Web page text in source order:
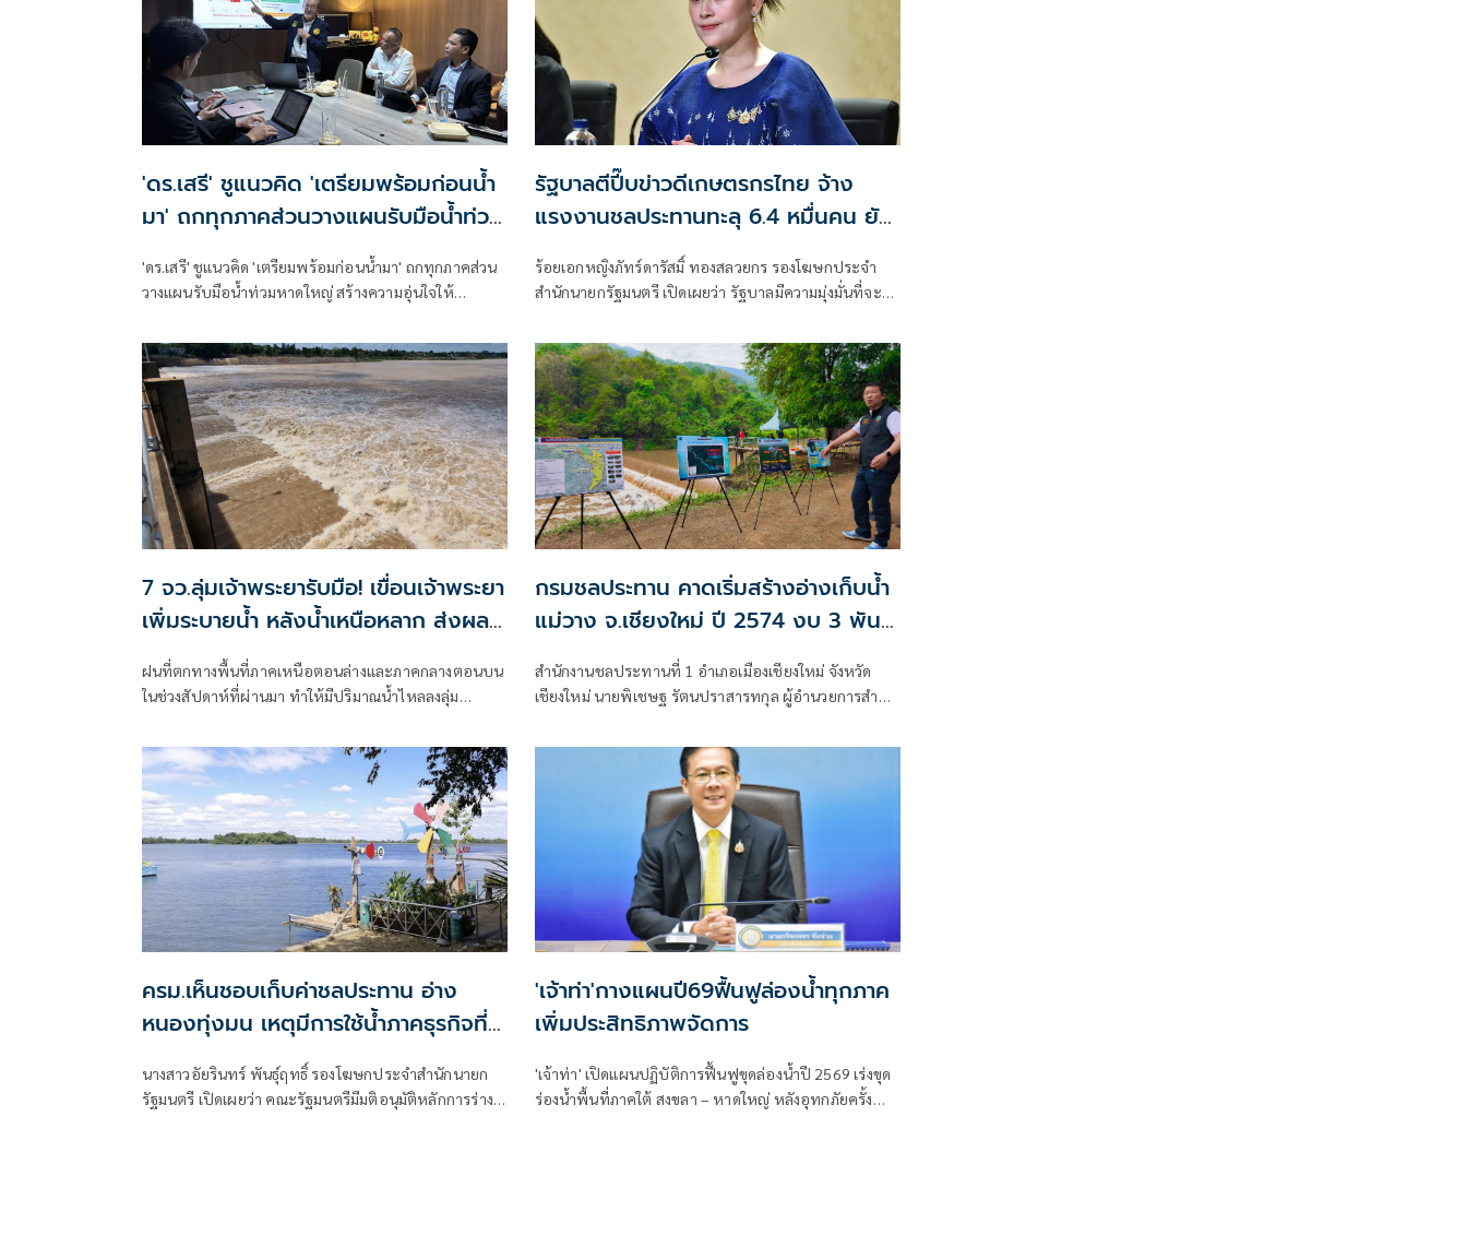
'ดร.เสรี' ชูแนวคิด 'เตรียมพร้อมก่อนน้ำ
มา' ถกทุกภาคส่วนวางแผนรับมือน้ำท่วม
'ดร.เสรี' ชูแนวคิด 'เตรียมพร้อมก่อนน้ำมา' ถกทุกภาคส่วน
วางแผนรับมือน้ำท่วมหาดใหญ่ สร้างความอุ่นใจให้
รัฐบาลตีปี๊บข่าวดีเกษตรกรไทย จ้าง
แรงงานชลประทานทะลุ 6.4 หมื่นคน ยัง
เปิดรับสมัครโค้งสุดท้ายอีก 2 หมื่นคน
ร้อยเอกหญิงภัทร์ดารัสมิ์ ทองสลวยกร รองโฆษกประจำ
สำนักนายกรัฐมนตรี เปิดเผยว่า รัฐบาลมีความมุ่งมั่นที่จะ
ว่างเว้นจากการทำการเกษตร เพื่อลดภาระค่าครองชีพและ
เติมรายได้ให้กับครัวเรือน
7 จว.ลุ่มเจ้าพระยารับมือ! เขื่อนเจ้าพระยา
เพิ่มระบายน้ำ หลังน้ำเหนือหลาก ส่งผล
ท้ายเขื่อนสูงขึ้น
ฝนที่ตกทางพื้นที่ภาคเหนือตอนล่างและภาคกลางตอนบน
ในช่วงสัปดาห์ที่ผ่านมา ทำให้มีปริมาณน้ำไหลลงลุ่ม
กรมชลประทาน คาดเริ่มสร้างอ่างเก็บน้ำ
แม่วาง จ.เชียงใหม่ ปี 2574 งบ 3 พัน
สำนักงานชลประทานที่ 1 อำเภอเมืองเชียงใหม่ จังหวัด
เชียงใหม่ นายพิเชษฐ รัตนปราสารทกุล ผู้อำนวยการสำนัก
เป็นประธานกิจกรรมตรวจติดตามโครงการ พร้อมคณะผู้
บริหารกรมชลประทานได้นำสื่อมวลชน
ครม.เห็นชอบเก็บค่าชลประทาน อ่าง
หนองทุ่งมน เหตุมีการใช้น้ำภาคธุรกิจที่
นางสาวอัยรินทร์ พันธุ์ฤทธิ์ รองโฆษกประจำสำนักนายก
รัฐมนตรี เปิดเผยว่า คณะรัฐมนตรีมีมติอนุมัติหลักการร่าง
'เจ้าท่า'กางแผนปี69ฟื้นฟูล่องน้ำทุกภาค
เพิ่มประสิทธิภาพจัดการ
'เจ้าท่า' เปิดแผนปฏิบัติการฟื้นฟูขุดล่องน้ำปี 2569 เร่งขุด
ร่องน้ำพื้นที่ภาคใต้ สงขลา – หาดใหญ่ หลังอุทกภัยครั้ง